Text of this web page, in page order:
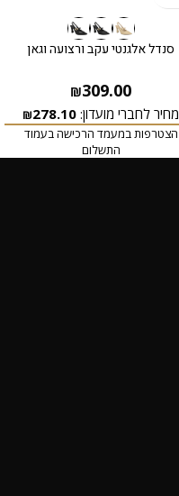
סנדל אלגנטי עקב ורצועה וגאן
₪309.00
מחיר לחברי מועדון: ₪278.10
הצטרפות במעמד הרכישה בעמוד
התשלום